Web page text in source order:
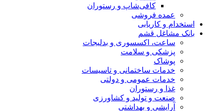
کافی‌شاپ و رستوران
عمده فروشی
استخدام و کاریابی
بانک مشاغل قشم
ساعت، اکسسوری و بدلیجات
پزشکی و سلامت
پوشاک
خدمات ساختمانی و تاسیسات
خدمات عمومی و دولتی
غذا و رستوران
صنعت و تولید و کشاورزی
آرایشی و بهداشتی